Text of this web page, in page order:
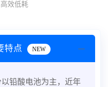
效低耗
特点 NEW
铅酸电池为主，近年